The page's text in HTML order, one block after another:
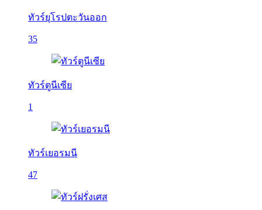
ทัวร์ยุโรปตะวันออก
35
ทัวร์ตูนีเซีย
1
ทัวร์เยอรมนี
47